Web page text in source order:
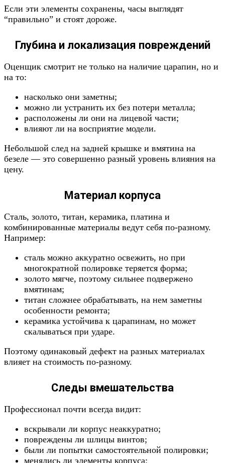
Если эти элементы сохранены, часы выглядят
“правильно” и стоят дороже.
Глубина и локализация повреждений
Оценщик смотрит не только на наличие царапин, но и
на то:
насколько они заметны;
можно ли устранить их без потери металла;
расположены ли они на лицевой части;
влияют ли на восприятие модели.
Небольшой след на задней крышке и вмятина на
безеле — это совершенно разный уровень влияния на
цену.
Материал корпуса
Сталь, золото, титан, керамика, платина и
комбинированные материалы ведут себя по-разному.
Например:
сталь можно аккуратно освежить, но при
многократной полировке теряется форма;
золото мягче, поэтому сильнее подвержено
вмятинам;
титан сложнее обрабатывать, на нем заметны
особенности ремонта;
керамика устойчива к царапинам, но может
скалываться при ударе.
Поэтому одинаковый дефект на разных материалах
влияет на стоимость по-разному.
Следы вмешательства
Профессионал почти всегда видит:
вскрывали ли корпус неаккуратно;
повреждены ли шлицы винтов;
были ли попытки самостоятельной полировки;
менялись ли элементы корпуса;